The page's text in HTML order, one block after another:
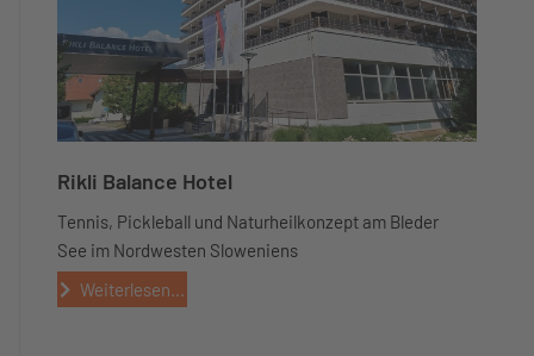
Rikli Balance Hotel
Tennis, Pickleball und Naturheilkonzept am Bleder
See im Nordwesten Sloweniens
Weiterlesen...